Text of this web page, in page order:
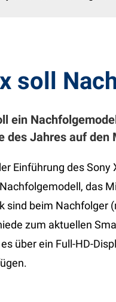
soll
ein
des Jahres auf den
Einführung des
das
sind beim Nachfolger
zum aktuellen
über ein Full-HD-